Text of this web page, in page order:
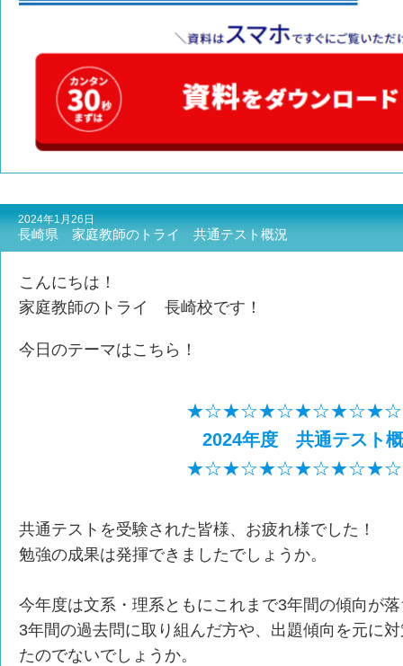
2024年1月26日
長崎県 家庭教師のトライ 共通テスト概況
こんにちは！
家庭教師のトライ 長崎校です！
今日のテーマはこちら！
2024年度 共通テスト
共通テストを受験された皆様、お疲れ様でした！
勉強の成果は発揮できましたでしょうか。
今年度は文系・理系ともにこれまで3年間の傾向が
3年間の過去問に取り組んだ方や、出題傾向を元に
たのでないでしょうか。